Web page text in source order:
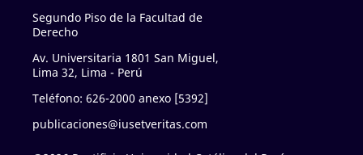
Segundo Piso de la Facultad de
Derecho
Av. Universitaria 1801 San Miguel,
Lima 32, Lima - Perú
Teléfono: 626-2000 anexo [5392]
publicaciones@iusetveritas.com